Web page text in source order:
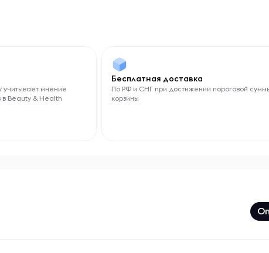
учитывает мнение
в Beauty & Health
Бесплатная доставка
По РФ и СНГ при достижении пороговой
корзины